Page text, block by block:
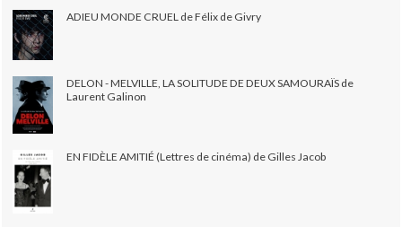
ADIEU MONDE CRUEL de Félix de Givry
DELON - MELVILLE, LA SOLITUDE DE DEUX SAMOURAÏS de
Laurent Galinon
EN FIDÈLE AMITIÉ (Lettres de cinéma) de Gilles Jacob